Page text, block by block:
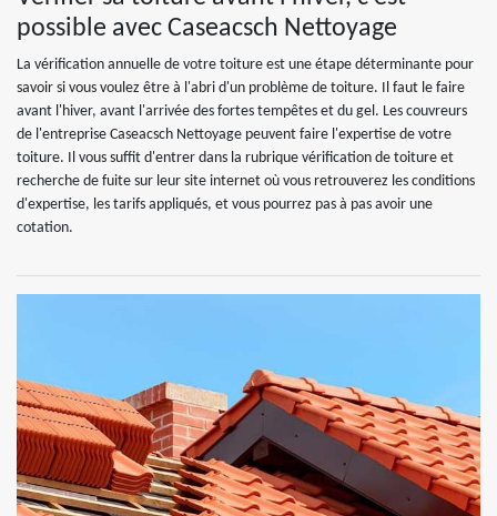
possible avec Caseacsch Nettoyage
La vérification annuelle de votre toiture est une étape déterminante pour
savoir si vous voulez être à l'abri d'un problème de toiture. Il faut le faire
avant l'hiver, avant l'arrivée des fortes tempêtes et du gel. Les couvreurs
de l'entreprise Caseacsch Nettoyage peuvent faire l'expertise de votre
toiture. Il vous suffit d'entrer dans la rubrique vérification de toiture et
recherche de fuite sur leur site internet où vous retrouverez les conditions
d'expertise, les tarifs appliqués, et vous pourrez pas à pas avoir une
cotation.